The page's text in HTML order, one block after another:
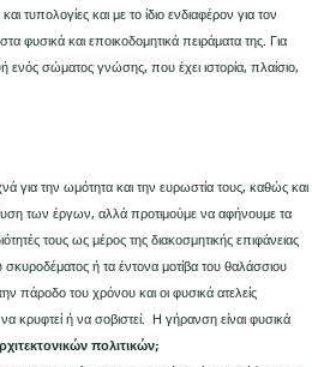
τυπολογίες και με το ίδιο ενδιαφέρον για τον
φυσικά και εποικοδομητικά πειράματα της. Για
ενός σώματος γνώσης, που έχει ιστορία, πλαίσιο,
για την ωμότητα και την ευρωστία τους, καθώς και
των έργων, αλλά προτιμούμε να αφήνουμε τα
τους ως μέρος της διακοσμητικής επιφάνειας
ή τα έντονα μοτίβα του θαλάσσιου
πάροδο του χρόνου και οι φυσικά ατελείς
να κρυφτεί ή να σοβιστεί. Η γήρανση είναι φυσικά
πολιτικών;